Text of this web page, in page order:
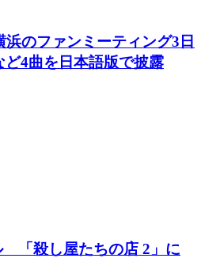
のファンミーティング3日
4曲を日本語版で披露
「殺し屋たちの店 2」に